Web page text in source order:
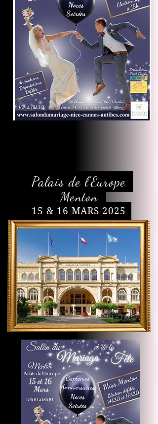
Palais de l'Europe
Menton
15 & 16 MARS 2025